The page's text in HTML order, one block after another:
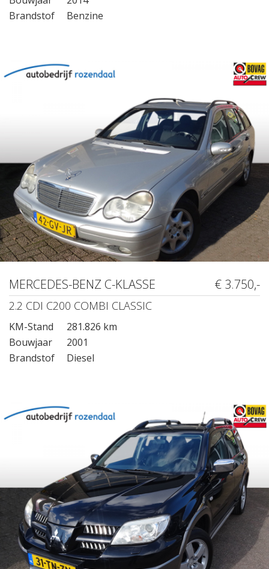
Brandstof
Benzine
MERCEDES-BENZ C-KLASSE € 3.750,-
2.2 CDI C200 COMBI CLASSIC
KM-Stand
281.826 km
Bouwjaar
2001
Brandstof
Diesel